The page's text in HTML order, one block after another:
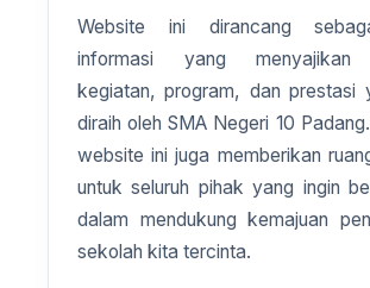
Website ini dirancang
informasi yang menyajikan
kegiatan, program, dan prestasi
diraih oleh SMA Negeri 10
website ini juga memberikan
untuk seluruh pihak yang ingin
dalam mendukung kemajuan
sekolah kita tercinta.